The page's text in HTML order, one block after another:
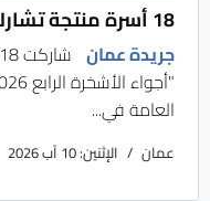
18 أسرة منتجة تشارك في ملتقى "أجواء الأشخرة"
جريدة عمان
العامة في...
عمان الإثنين: 10 آب 2026